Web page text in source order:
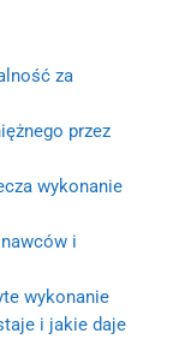
za
przez
wykonanie
i
wykonanie
i jakie daje